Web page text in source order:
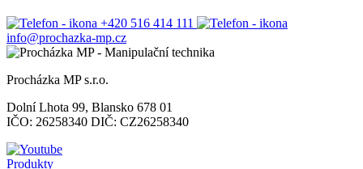
+420 516 414 111
info@prochazka-mp.cz
Procházka MP s.r.o.
Dolní Lhota 99, Blansko 678 01
IČO: 26258340 DIČ: CZ26258340
Produkty